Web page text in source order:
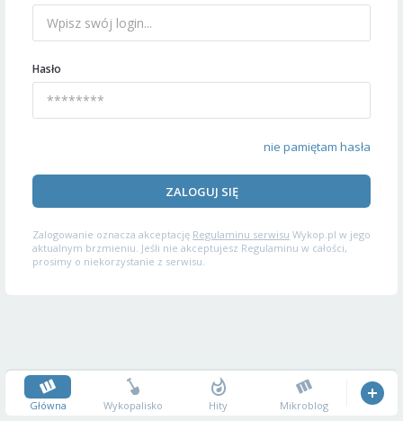
Hasło
nie pamiętam hasła
ZALOGUJ SIĘ
Zalogowanie oznacza akceptację Regulaminu serwisu Wykop.pl w jego
aktualnym brzmieniu. Jeśli nie akceptujesz Regulaminu w całości,
prosimy o niekorzystanie z serwisu.
Główna Wykopalisko Hity Mikroblog